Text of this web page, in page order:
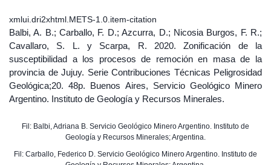
xmlui.dri2xhtml.METS-1.0.item-citation
Balbi, A. B.; Carballo, F. D.; Azcurra, D.; Nicosia Burgos, F. R.;
Cavallaro, S. L. y Scarpa, R. 2020. Zonificación de la
susceptibilidad a los procesos de remoción en masa de la
provincia de Jujuy. Serie Contribuciones Técnicas Peligrosidad
Geológica;20. 48p. Buenos Aires, Servicio Geológico Minero
Argentino. Instituto de Geología y Recursos Minerales.
Fil: Balbi, Adriana B. Servicio Geológico Minero Argentino. Instituto de
Geología y Recursos Minerales; Argentina.
Fil: Carballo, Federico D. Servicio Geológico Minero Argentino. Instituto de